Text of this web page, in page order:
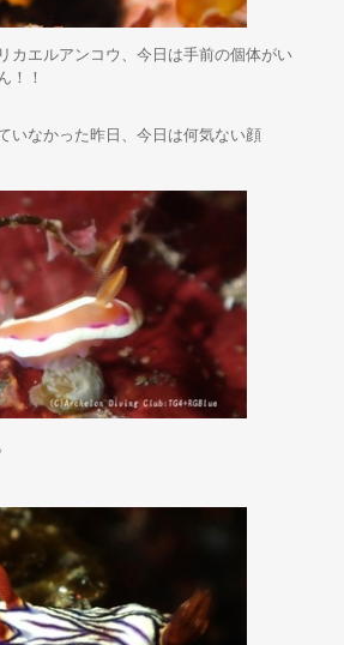
カエルアンコウ、今日は手前の個体がい
！！
いなかった昨日、今日は何気ない顔